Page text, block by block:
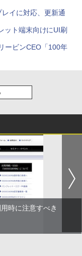
イに対応、更新通
ット端末向けにUI刷
ービンCEO「100年
時に注意すべき